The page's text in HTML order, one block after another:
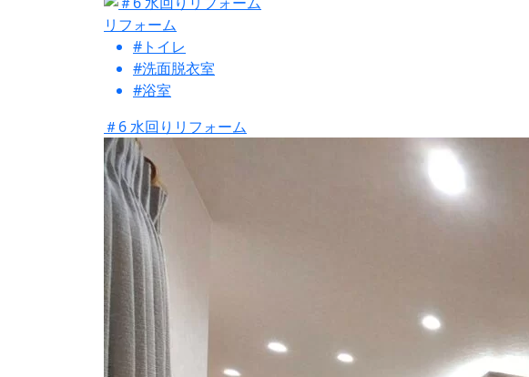
リフォーム
#トイレ
#洗面脱衣室
#浴室
＃6 水回りリフォーム